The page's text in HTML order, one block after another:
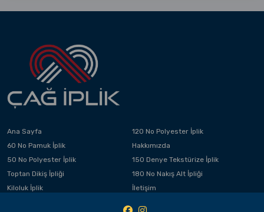
Ana Sayfa
120 No Polyester İplik
60 No Pamuk İplik
Hakkımızda
50 No Polyester İplik
150 Denye Tekstürize İplik
Toptan Dikiş İpliği
180 No Nakış Alt İpliği
Kiloluk İplik
İletişim